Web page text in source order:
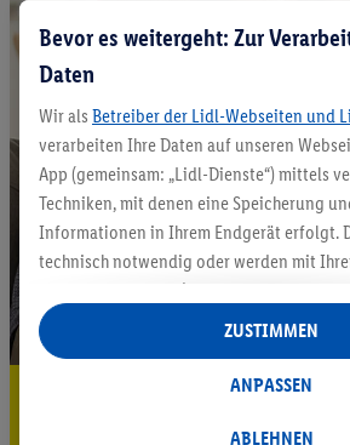
5.95 € Versand
Bevor es weitergeht: Zur
Daten
Wir als Betreiber der Lidl-Webseiten und
verarbeiten Ihre Daten auf unseren
App (gemeinsam: „Lidl-Dienste“) mittels
Techniken, mit denen eine Speicherung
Informationen in Ihrem Endgerät erfolgt.
technisch notwendig oder werden mit
auch durch Partner (u.a.
Verantwortliche; im Zusammenhang mit
insgesamt
Statistik-Erstellung oder für
Datenverarbeitungen für personalisierte
ABLEHNEN
ANPASSEN
ZUSTIMMEN